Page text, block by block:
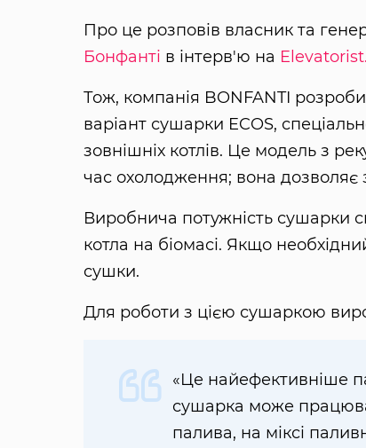
Про це розповів власник та
Бонфанті в інтерв'ю на
Тож, компанія BONFANTI
варіант сушарки ECOS,
зовнішніх котлів. Це модель з
час охолодження; вона
Виробнича потужність сушарки
котла на біомасі. Якщо
сушки.
Для роботи з цією сушаркою
«Це найефективніше
сушарка може
палива, на міксі